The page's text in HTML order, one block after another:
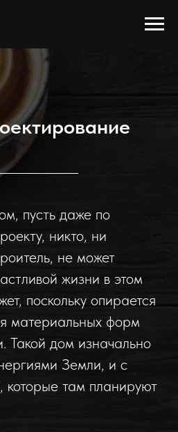
пусть даже по
никто, ни
не может
жизни в этом
поскольку опирается
материальных форм
Такой дом изначально
Земли, и с
там планируют